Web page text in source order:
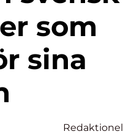
som
sina
Redaktionel